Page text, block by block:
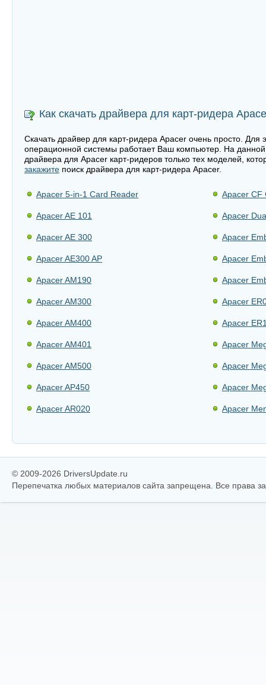
Как скачать драйвера для карт-ридера
Скачать драйвер для карт-ридера Apacer очень просто. Для
операционной системы работает Ваш компьютер. На
драйвера для Apacer карт-ридеров только тех моделей,
закажите поиск драйвера для карт-ридера Apacer.
Apacer 5-in-1 Card Reader
Apacer AE 101
Apacer AE 300
Apacer AE300 AP
Apacer AM190
Apacer AM300
Apacer AM400
Apacer AM401
Apacer AM500
Apacer AP450
Apacer AR020
Apacer CF
Apacer
Apacer
Apacer
Apacer
Apacer
Apacer
Apacer
Apacer
Apacer
Apacer
© 2009-2026 DriversUpdate.ru
Перепечатка любых материалов сайта запрещена. Все права